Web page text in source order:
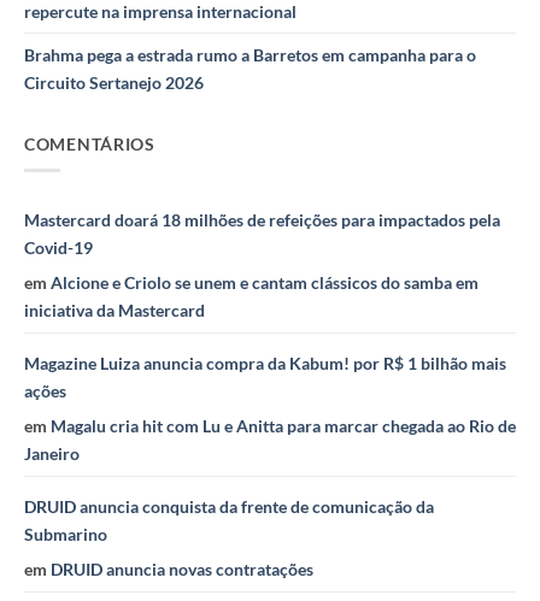
repercute na imprensa internacional
Brahma pega a estrada rumo a Barretos em campanha para o
Circuito Sertanejo 2026
COMENTÁRIOS
Mastercard doará 18 milhões de refeições para impactados pela
Covid-19
em Alcione e Criolo se unem e cantam clássicos do samba em
iniciativa da Mastercard
Magazine Luiza anuncia compra da Kabum! por R$ 1 bilhão mais
ações
em Magalu cria hit com Lu e Anitta para marcar chegada ao Rio de
Janeiro
DRUID anuncia conquista da frente de comunicação da
Submarino
em DRUID anuncia novas contratações